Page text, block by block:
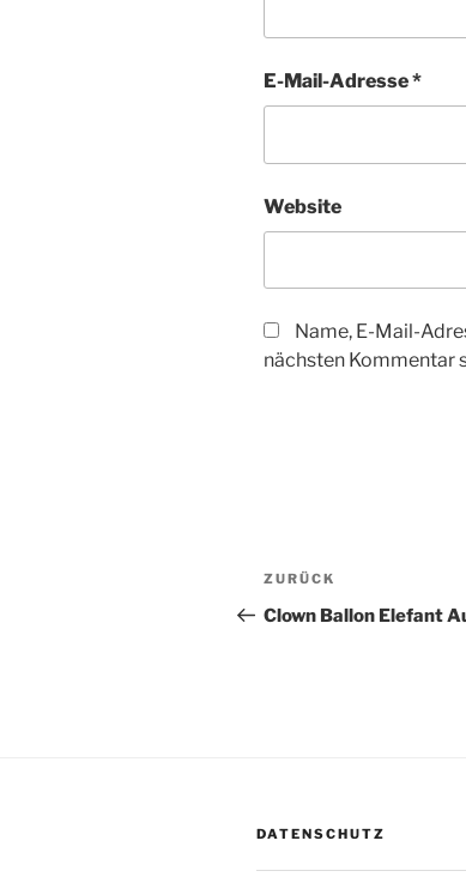
E-Mail-Adresse*
Website
Name, E-Mail-
nächsten Kommentar
Vorheriger
Beitrag
ZURÜCK
Clown Ballon Elefant
DATENSCHUTZ